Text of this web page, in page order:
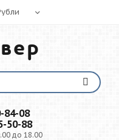
84-08
50-88
до 18.00